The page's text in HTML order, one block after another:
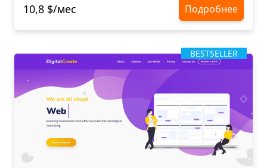
10,8 $/мес
Подробнее
BESTSELLER